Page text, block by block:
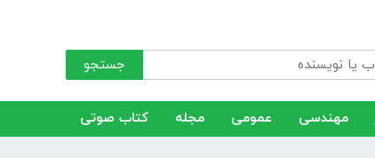
جستجو
مهندسی عمومی مجله کتاب صوتی